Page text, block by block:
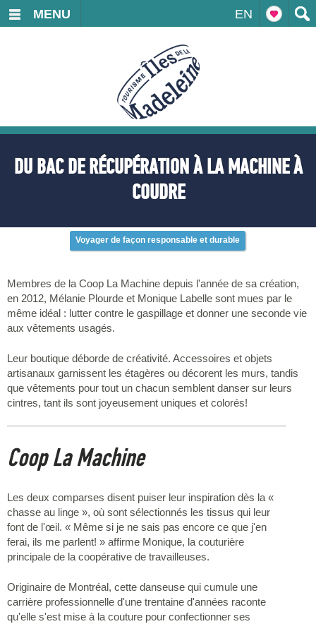
EN
MENU
DU BAC DE RÉCUPÉRATION À LA MACHINE À
COUDRE
Voyager de façon responsable et durable
Membres de la Coop La Machine depuis l'année de sa création,
en 2012, Mélanie Plourde et Monique Labelle sont mues par le
même idéal : lutter contre le gaspillage et donner une seconde vie
aux vêtements usagés.
Leur boutique déborde de créativité. Accessoires et objets
artisanaux garnissent les étagères ou décorent les murs, tandis
que vêtements pour tout un chacun semblent danser sur leurs
cintres, tant ils sont joyeusement uniques et colorés!
Coop La Machine
Les deux comparses disent puiser leur inspiration dès la «
chasse au linge », où sont sélectionnés les tissus qui leur
font de l'œil. « Même si je ne sais pas encore ce que j'en
ferai, ils me parlent! » affirme Monique, la couturière
principale de la coopérative de travailleuses.
Originaire de Montréal, cette danseuse qui cumule une
carrière professionnelle d'une trentaine d'années raconte
qu'elle s'est mise à la couture pour confectionner ses